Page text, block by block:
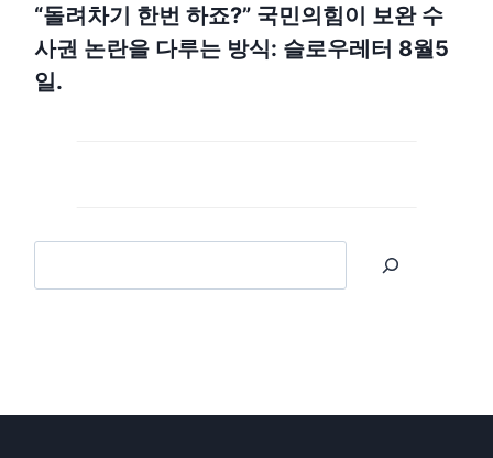
“돌려차기 한번 하죠?” 국민의힘이 보완 수
사권 논란을 다루는 방식: 슬로우레터 8월5
일.